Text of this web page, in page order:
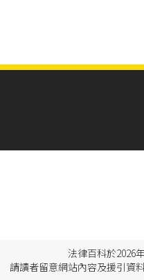
法律百科於2026
請讀者留意網站內容及援引資